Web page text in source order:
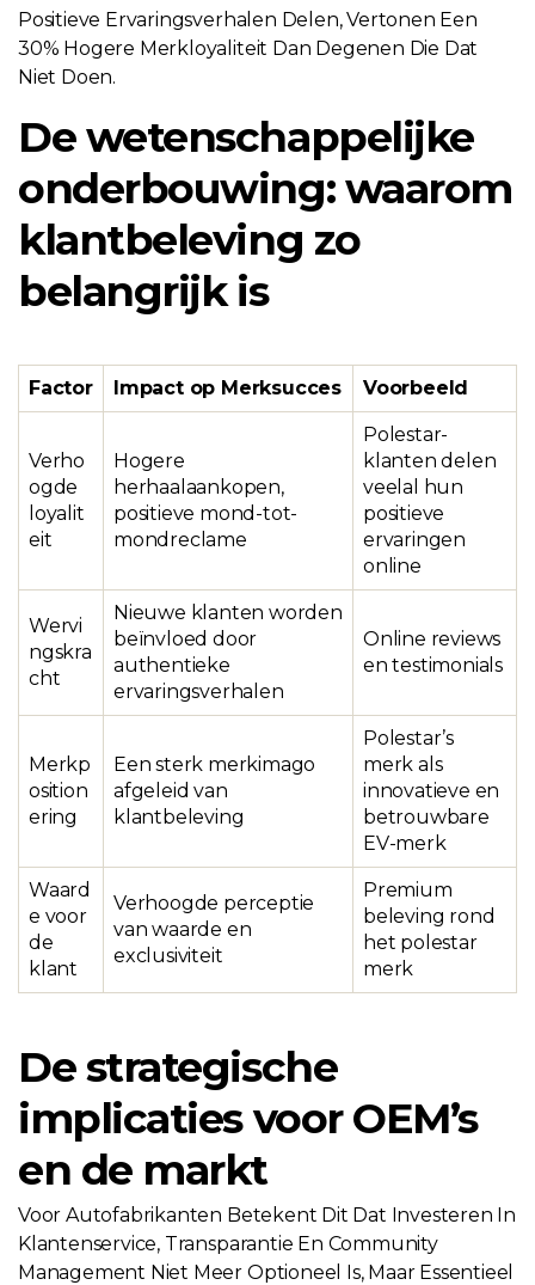
Positieve Ervaringsverhalen Delen, Vertonen Een
30% Hogere Merkloyaliteit Dan Degenen Die Dat
Niet Doen.
De wetenschappelijke
onderbouwing: waarom
klantbeleving zo
belangrijk is
Factor Impact op Merksucces Voorbeeld
Verho
ogde
loyalit
eit
Hogere
herhaalaankopen,
positieve mond-tot-
mondreclame
Polestar-
klanten delen
veelal hun
positieve
ervaringen
online
Wervi
ngskra
cht
Nieuwe klanten worden
beïnvloed door
authentieke
ervaringsverhalen
Online reviews
en testimonials
Merkp
osition
ering
Een sterk merkimago
afgeleid van
klantbeleving
Polestar’s
merk als
innovatieve en
betrouwbare
EV-merk
Waard
e voor
de
klant
Verhoogde perceptie
van waarde en
exclusiviteit
Premium
beleving rond
het polestar
merk
De strategische
implicaties voor OEM’s
en de markt
Voor Autofabrikanten Betekent Dit Dat Investeren In
Klantenservice, Transparantie En Community
Management Niet Meer Optioneel Is, Maar Essentieel